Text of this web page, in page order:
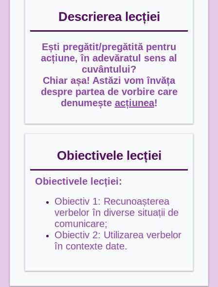
Descrierea lecției
Ești pregătit/pregătită pentru
acțiune, în adevăratul sens al
cuvântului?
Chiar așa! Astăzi vom învăța
despre partea de vorbire care
denumește acțiunea!
Obiectivele lecției
Obiectivele lecției:
Obiectiv 1: Recunoașterea
verbelor în diverse situații de
comunicare;
Obiectiv 2: Utilizarea verbelor
în contexte date.